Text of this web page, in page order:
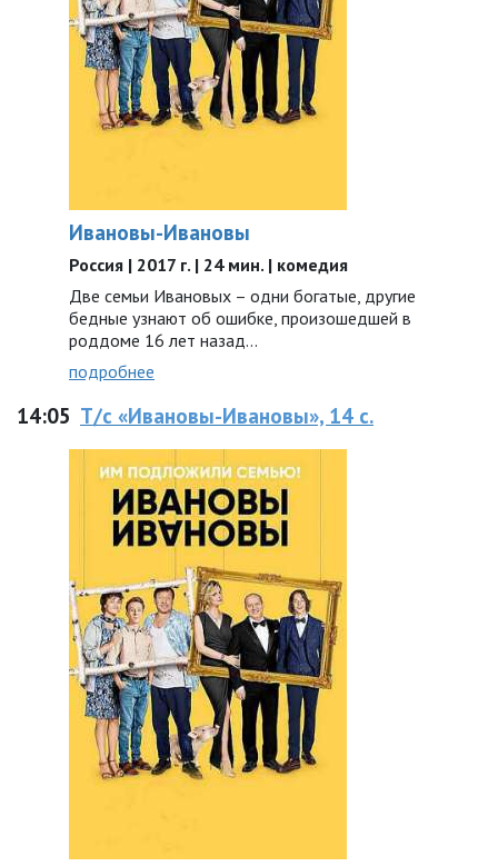
Ивановы-Ивановы
Россия | 2017 г. | 24 мин. | комедия
Две семьи Ивановых – одни богатые, другие
бедные узнают об ошибке, произошедшей в
роддоме 16 лет назад...
подробнее
14:05 Т/с «Ивановы-Ивановы», 14 с.